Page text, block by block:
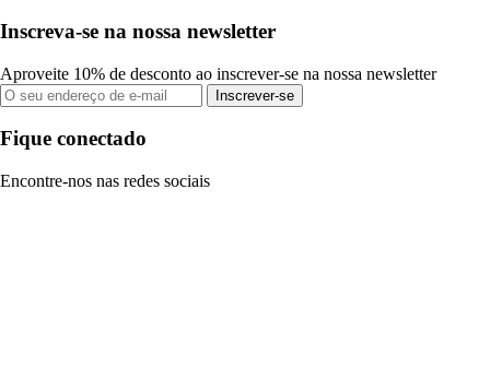
Inscreva-se na nossa newsletter
Aproveite 10% de desconto ao inscrever-se na nossa newsletter
Inscrever-se
Fique conectado
Encontre-nos nas redes sociais